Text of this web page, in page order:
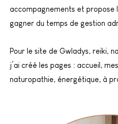
accompagnements et propose
gagner du temps de gestion
Pour le site de Gwladys, reiki,
j’ai créé les pages : accueil,
naturopathie, énergétique, à